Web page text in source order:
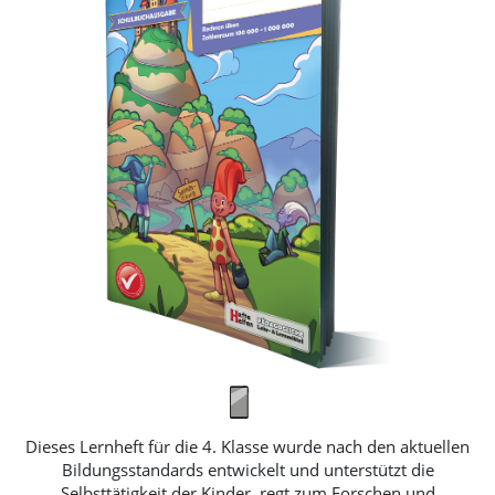
Zehntausenderfelds einordnen, Finden von Zehner- und
Hunderternachbarn, Daten aus einem Säulendiagramm
ablesen und bewerten, Wahrscheinlichkeiten abschätzen,
Informationen in ein Balkendiagramm eintragen und
eigenständig passende Sachaufgaben und Berechnungen
dazu finden, Zahlenfolgen weiterführen -Rechnen im
Zahlenraum 10 000: Analogien erkennen und Rechenregeln
formulieren, Stellenwerte von Einern, Zehnern, Hundertern
und Tausendern unterscheiden, verschiedene Rechenwege
finden und erklären, Mittelwerte berechnen, Ordnen von
großen Zahlen und Jahreszahlen, Daten aus einem
Diagramm ablesen und dazu eine Strichliste erstellen,
zusätzliche Informationen im Internet finden, Zahlenrätsel
lösen und mit Zahlen experimentieren, Stellenwertangaben
und Zahlen mithilfe der Relationszeichen vergleichen,
Zahlen einer Tabelle ablesen und auf den nächsten
Tausender ergänzen, gemischte Zahlen lesen, legen und
verinnerlichen, durch Runden der Zahlen
Überschlagsrechnungen finden, Termvergleiche anstellen,
Erklären von Rechenwegen, Ergebnisse schätzen, von
einfachen zu schwierigen Rechenaufgaben finden,
Dieses Lernheft für die 4. Klasse wurde nach den aktuellen
Bildungsstandards entwickelt und unterstützt die